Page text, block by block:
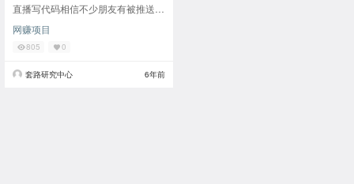
直播写代码相信不少朋友有被推送
代码其实就是直播编程，用一种语言
或是多种语言在进
网赚项目
805 0
套路研究中心 6年前